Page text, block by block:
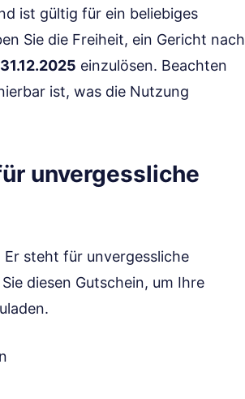
ist gültig für ein beliebiges
Sie die Freiheit, ein Gericht nach
31.12.2025 einzulösen. Beachten
ist, was die Nutzung
unvergessliche
Er steht für unvergessliche
diesen Gutschein, um Ihre